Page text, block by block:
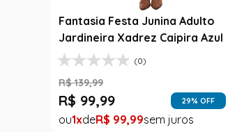
Fantasia Festa Junina Adulto
Jardineira Xadrez Caipira Azul
(0)
R$ 139,99
R$ 99,99 29% OFF
1 R$ 99,99